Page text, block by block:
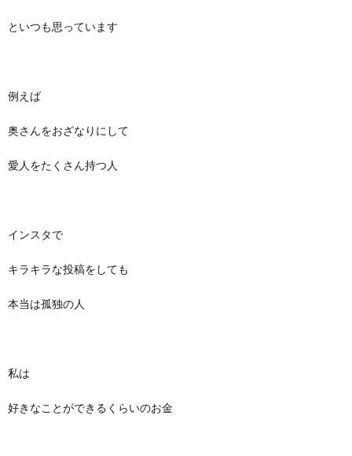
といつも思っています
例えば
奥さんをおざなりにして
愛人をたくさん持つ人
インスタで
キラキラな投稿をしても
本当は孤独の人
私は
好きなことができるくらいのお金